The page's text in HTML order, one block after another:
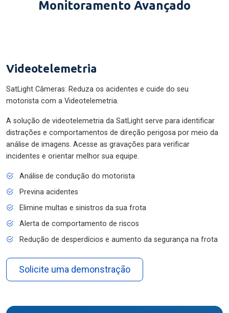
Monitoramento Avançado
Videotelemetria
SatLight Câmeras: Reduza os acidentes e cuide do seu
motorista com a Videotelemetria.
A solução de videotelemetria da SatLight serve para identificar
distrações e comportamentos de direção perigosa por meio da
análise de imagens. Acesse as gravações para verificar
incidentes e orientar melhor sua equipe.
Análise de condução do motorista
Previna acidentes
Elimine multas e sinistros da sua frota
Alerta de comportamento de riscos
Redução de desperdícios e aumento da segurança na frota
Solicite uma demonstração